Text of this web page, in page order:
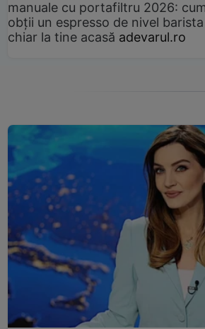
manuale cu portafiltru 2026:
obții un espresso de nivel barista
chiar la tine acasă adevarul.ro